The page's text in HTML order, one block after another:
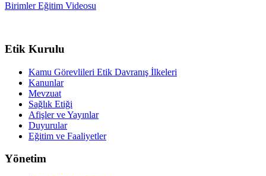
Birimler Eğitim Videosu
Etik Kurulu
Kamu Görevlileri Etik Davranış İlkeleri
Kanunlar
Mevzuat
Sağlık Etiği
Afişler ve Yayınlar
Duyurular
Eğitim ve Faaliyetler
Yönetim